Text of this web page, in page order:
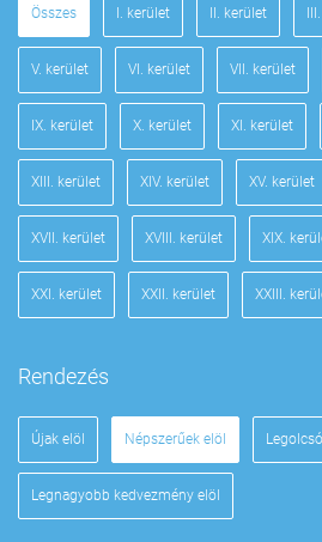
Összes I. kerület II. kerület
V. kerület VI. kerület VII. kerület
IX. kerület X. kerület XI. kerület
XIII. kerület XIV. kerület XV. kerület
XVII. kerület XVIII. kerület XIX.
XXI. kerület XXII. kerület XXIII.
Rendezés
Újak elöl Népszerűek elöl
Legnagyobb kedvezmény elöl